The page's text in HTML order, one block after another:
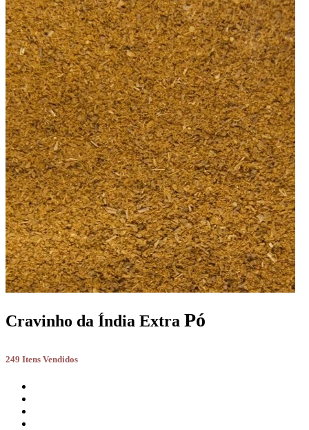
Cravinho da Índia Extra Pó
249 Itens Vendidos